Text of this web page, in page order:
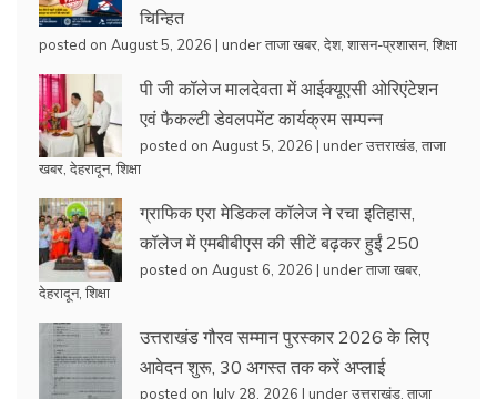
चिन्हित
posted on August 5, 2026 | underताजा खबर देश, शासन-प्रशासन, शिक्षा
पी जी कॉलेज मालदेवता में आईक्यूएसी ओरिएंटेशन
एवं फैकल्टी डेवलपमेंट कार्यक्रम सम्पन्न
posted on August 5, 2026 | underउत्तराखंड ताजा
खबर देहरादून, शिक्षा
ग्राफिक एरा मेडिकल कॉलेज ने रचा इतिहास,
कॉलेज में एमबीबीएस की सीटें बढ़कर हुईं 250
posted on August 6, 2026 | underताजा खबर
देहरादून, शिक्षा
उत्तराखंड गौरव सम्मान पुरस्कार 2026 के लिए
आवेदन शुरू, 30 अगस्त तक करें अप्लाई
posted on July 28, 2026 | underउत्तराखंड ताजा